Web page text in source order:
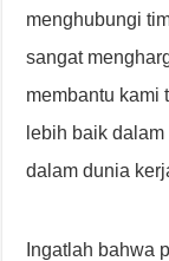
menghubungi
sangat
membantu kami
lebih baik
dalam dunia
Ingatlah bahwa